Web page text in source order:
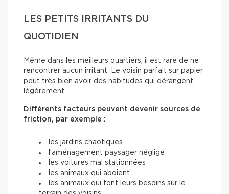
LES PETITS IRRITANTS DU
QUOTIDIEN
Même dans les meilleurs quartiers, il est rare de ne
rencontrer aucun irritant. Le voisin parfait sur papier
peut très bien avoir des habitudes qui dérangent
légèrement.
Différents facteurs peuvent devenir sources de
friction, par exemple :
les jardins chaotiques
l’aménagement paysager négligé
les voitures mal stationnées
les animaux qui aboient
les animaux qui font leurs besoins sur le